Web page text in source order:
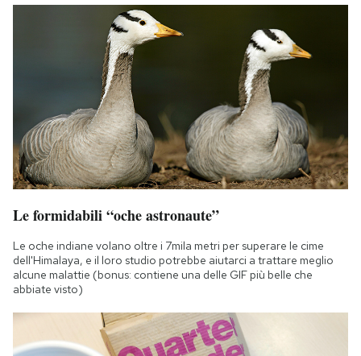
Le formidabili “oche astronaute”
Le oche indiane volano oltre i 7mila metri per superare le cime
dell'Himalaya, e il loro studio potrebbe aiutarci a trattare meglio
alcune malattie (bonus: contiene una delle GIF più belle che
abbiate visto)